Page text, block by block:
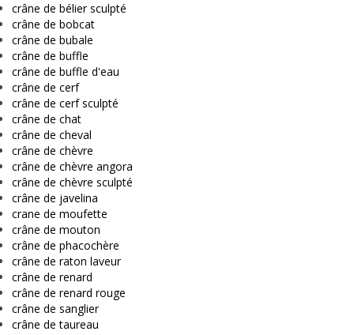
crâne de bélier sculpté
crâne de bobcat
crâne de bubale
crâne de buffle
crâne de buffle d'eau
crâne de cerf
crâne de cerf sculpté
crâne de chat
crâne de cheval
crâne de chèvre
crâne de chèvre angora
crâne de chèvre sculpté
crâne de javelina
crane de moufette
crâne de mouton
crâne de phacochère
crâne de raton laveur
crâne de renard
crâne de renard rouge
crâne de sanglier
crâne de taureau